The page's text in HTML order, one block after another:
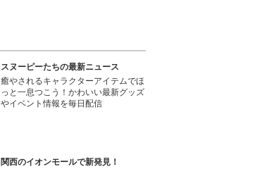
スヌーピーたちの最新ニュース
癒やされるキャラクターアイテムでほ
っと一息つこう！かわいい最新グッズ
やイベント情報を毎日配信
関西のイオンモールで新発見！